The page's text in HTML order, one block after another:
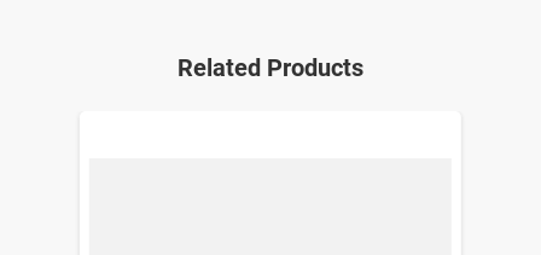
Related Products